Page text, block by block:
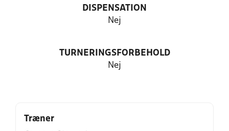
DISPENSATION
Nej
TURNERINGSFORBEHOLD
Nej
Træner